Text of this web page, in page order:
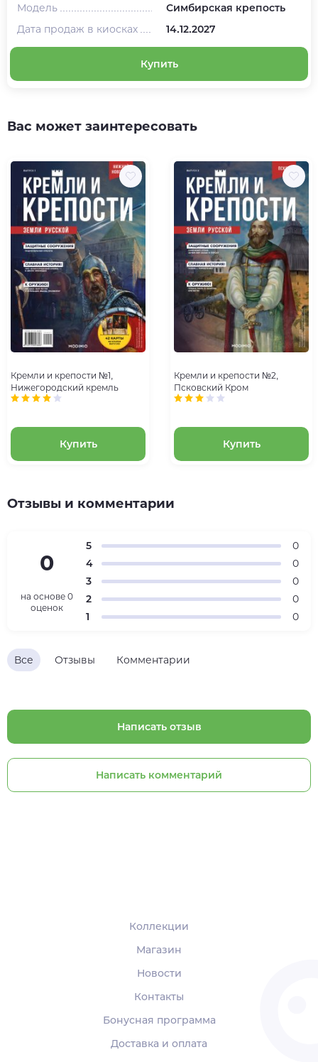
Модель
Симбирская крепость
Дата продаж в киосках
14.12.2027
Купить
Вас может заинтересовать
Кремли и крепости №1,
Нижегородский кремль
Купить
Кремли и крепости №2,
Псковский Кром
Купить
Отзывы и комментарии
Все Отзывы Комментарии
Написать отзыв
Написать комментарий
0
на основе 0
оценок
5
0
4
0
3
0
2
0
1
0
Коллекции
Магазин
Новости
Контакты
Бонусная программа
Доставка и оплата